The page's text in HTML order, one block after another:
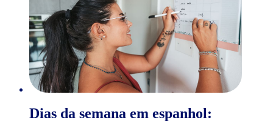
Dias da semana em espanhol: